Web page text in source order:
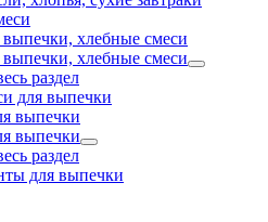
хлебные смеси
хлебные смеси
раздел
для выпечки
выпечки
выпечки
раздел
для выпечки